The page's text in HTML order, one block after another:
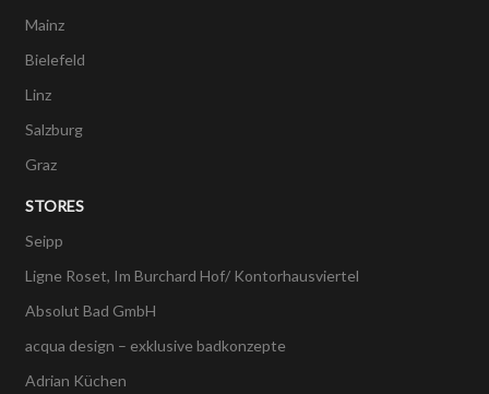
Mainz
Bielefeld
Linz
Salzburg
Graz
STORES
Seipp
Ligne Roset, Im Burchard Hof/ Kontorhausviertel
Absolut Bad GmbH
acqua design – exklusive badkonzepte
Adrian Küchen